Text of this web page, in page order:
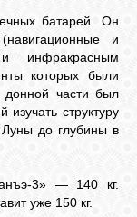
батарей. Он
и
и инфракрасным
которых были
части был
структуру
до глубины в
3» — 140 кг.
уже 150 кг.